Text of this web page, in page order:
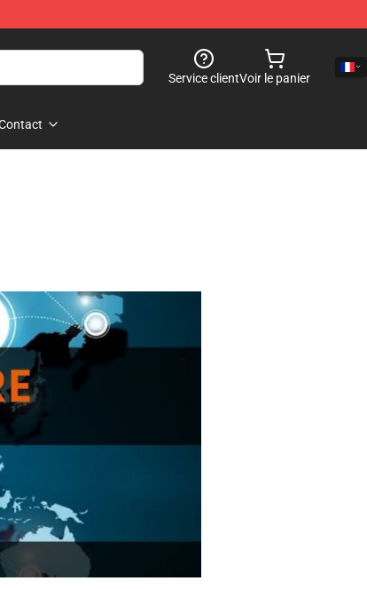
Service clientVoir le panier